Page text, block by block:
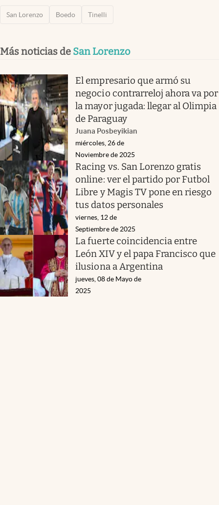
San Lorenzo Boedo Tinelli
Más noticias de San Lorenzo
El empresario que armó su
negocio contrarreloj ahora va por
la mayor jugada: llegar al Olimpia
de Paraguay
Juana Posbeyikian
miércoles, 26 de
Noviembre de 2025
Racing vs. San Lorenzo gratis
online: ver el partido por Futbol
Libre y Magis TV pone en riesgo
tus datos personales
viernes, 12 de
Septiembre de 2025
La fuerte coincidencia entre
León XIV y el papa Francisco que
ilusiona a Argentina
jueves, 08 de Mayo de
2025